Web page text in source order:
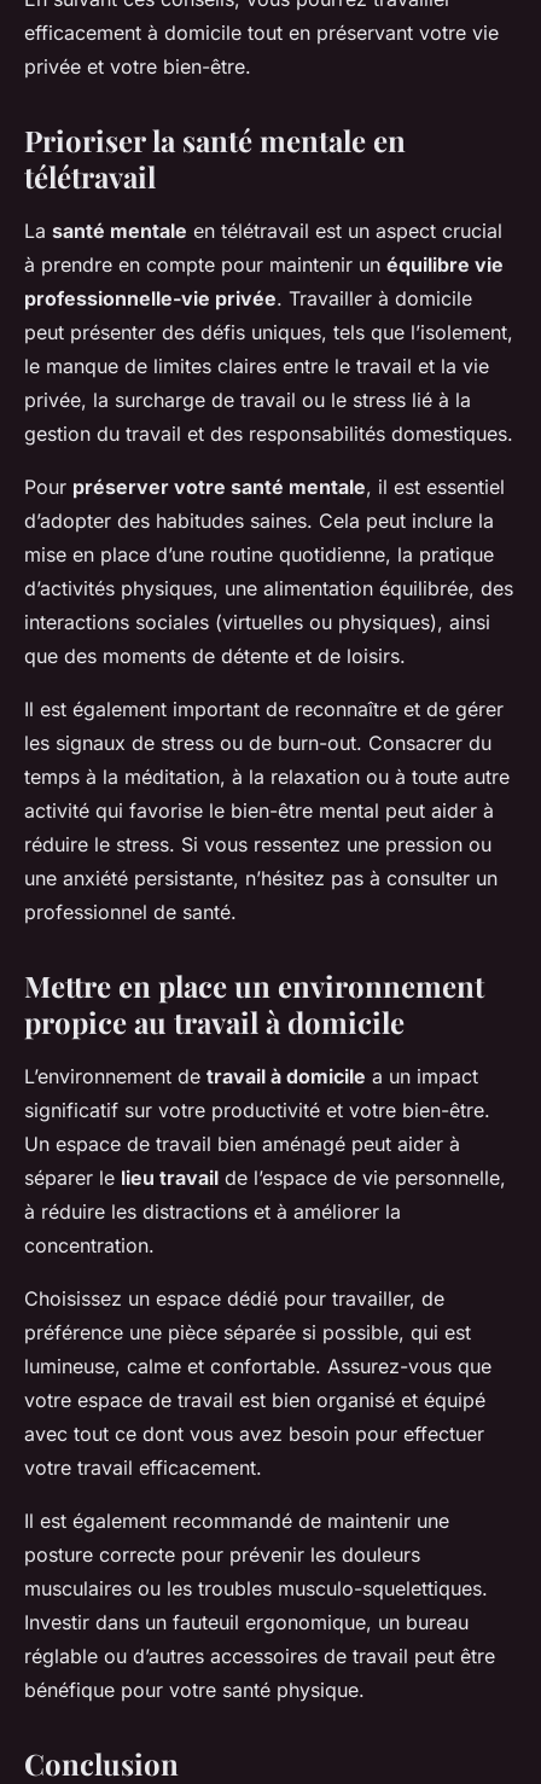
efficacement à domicile tout en préservant votre vie
privée et votre bien-être.
Prioriser la santé mentale en
télétravail
La santé mentale en télétravail est un aspect crucial
à prendre en compte pour maintenir un équilibre vie
professionnelle-vie privée. Travailler à domicile
peut présenter des défis uniques, tels que l’isolement,
le manque de limites claires entre le travail et la vie
privée, la surcharge de travail ou le stress lié à la
gestion du travail et des responsabilités domestiques.
Pour préserver votre santé mentale, il est essentiel
d’adopter des habitudes saines. Cela peut inclure la
mise en place d’une routine quotidienne, la pratique
d’activités physiques, une alimentation équilibrée, des
interactions sociales (virtuelles ou physiques), ainsi
que des moments de détente et de loisirs.
Il est également important de reconnaître et de gérer
les signaux de stress ou de burn-out. Consacrer du
temps à la méditation, à la relaxation ou à toute autre
activité qui favorise le bien-être mental peut aider à
réduire le stress. Si vous ressentez une pression ou
une anxiété persistante, n’hésitez pas à consulter un
professionnel de santé.
Mettre en place un environnement
propice au travail à domicile
L’environnement de travail à domicile a un impact
significatif sur votre productivité et votre bien-être.
Un espace de travail bien aménagé peut aider à
séparer le lieu travail de l’espace de vie personnelle,
à réduire les distractions et à améliorer la
concentration.
Choisissez un espace dédié pour travailler, de
préférence une pièce séparée si possible, qui est
lumineuse, calme et confortable. Assurez-vous que
votre espace de travail est bien organisé et équipé
avec tout ce dont vous avez besoin pour effectuer
votre travail efficacement.
Il est également recommandé de maintenir une
posture correcte pour prévenir les douleurs
musculaires ou les troubles musculo-squelettiques.
Investir dans un fauteuil ergonomique, un bureau
réglable ou d’autres accessoires de travail peut être
bénéfique pour votre santé physique.
Conclusion